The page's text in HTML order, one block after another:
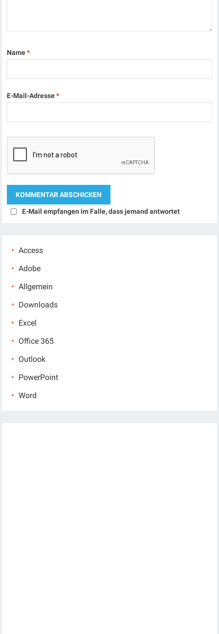
Name*
E-Mail-Adresse*
E-Mail empfangen im Falle, dass jemand antwortet
Access
Adobe
Allgemein
Downloads
Excel
Office 365
Outlook
PowerPoint
Word